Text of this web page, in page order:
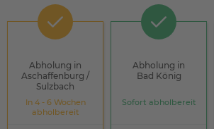
Abholung in
Aschaffenburg /
Sulzbach
In 4 - 6 Wochen
abholbereit
Abholung in
Bad König
Sofort abholbereit